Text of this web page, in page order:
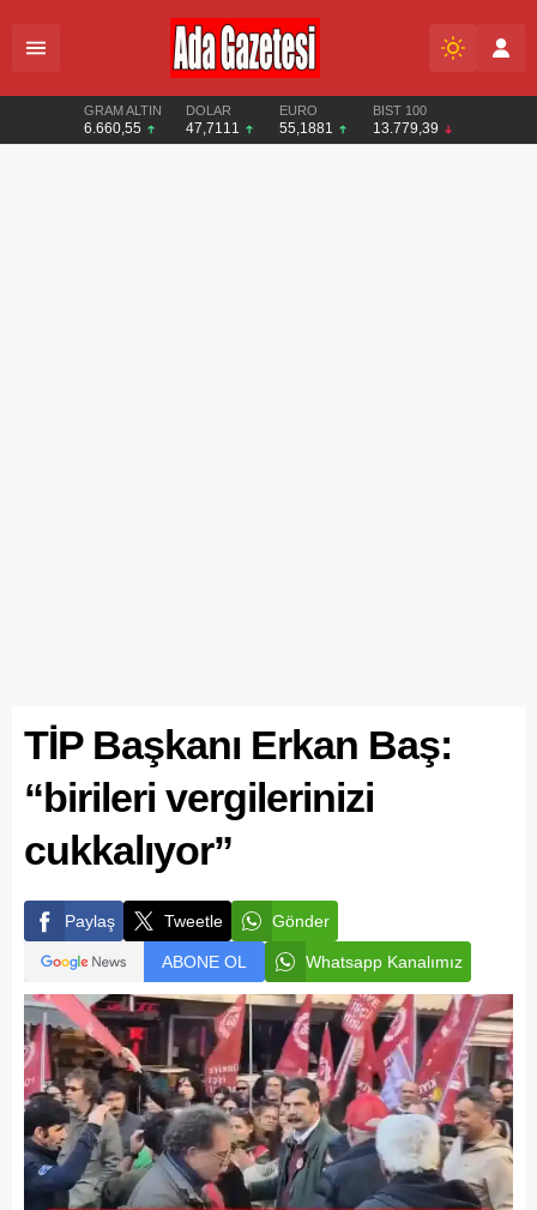
GRAM ALTIN
6.660,55
DOLAR
47,7111
EURO
55,1881
BIST 100
13.779,39
TİP Başkanı Erkan Baş:
“birileri vergilerinizi
cukkalıyor”
Paylaş Tweetle Gönder
ABONE OL Whatsapp Kanalımız